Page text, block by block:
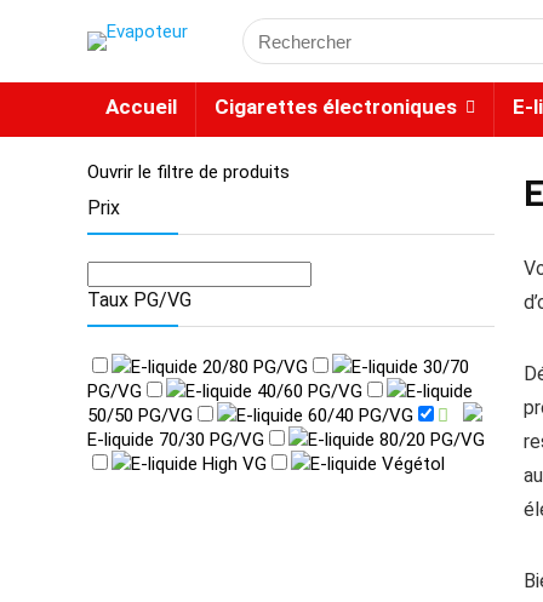
Accueil Cigarettes électroniques E-
Ouvrir le filtre de produits
Prix
Taux PG/VG
E-liquide 20/80 PG/VG
E-liquide 30/70
PG/VG
E-liquide 40/60 PG/VG
E-liquide
50/50 PG/VG
E-liquide 60/40 PG/VG
E-liquide 70/30 PG/VG
E-liquide 80/20 PG/VG
E-liquide High VG
E-liquide Végétol